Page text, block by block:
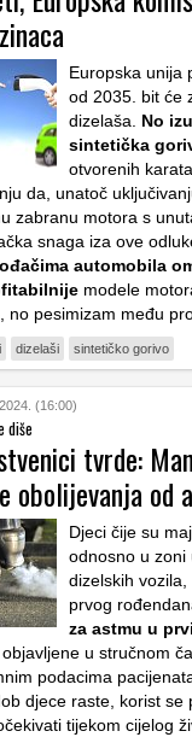
Europska unija
od 2035. bit će
dizelaša. No
sintetička
otvorenih
da, unatoč
zabranu motora s
snaga iza ove
automobila
modele
no pesimizam među
dizelaši sintetičko gorivo
(16:00)
diše
tvrde:
obolijevanja od
Djeci čije su
odnosno u zoni
dizelskih
prvog
za astmu u
u stručnom
podacima
djece raste, korist
tijekom cijelog